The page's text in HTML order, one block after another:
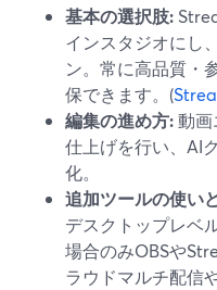
基本の選択肢:
インスタジオにし
ン。常に高品質・
保できます。(
編集の進め方:動画
仕上げを行い、AI
化。
追加ツールの使い
デスクトップレベ
場合のみOBSや
ラウドマルチ配信